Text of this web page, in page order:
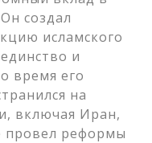
создал
исламского
и
время его
на
включая Иран,
провел реформы